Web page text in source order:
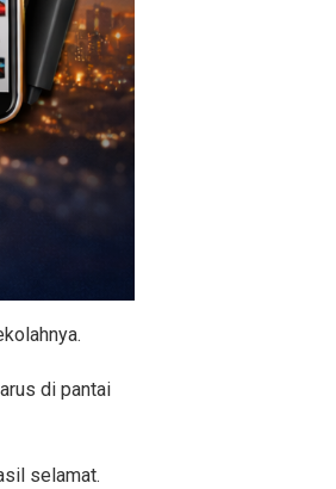
di pantai
selamat.